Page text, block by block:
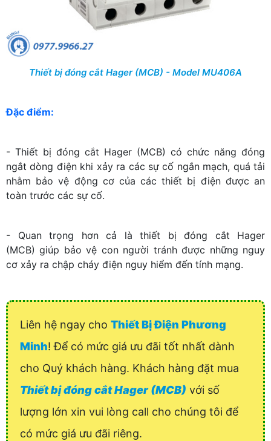
Thiết bị đóng cắt Hager (MCB) - Model MU406A
Đặc điểm:
- Thiết bị đóng cắt Hager (MCB) có chức năng đóng
ngắt dòng điện khi xảy ra các sự cố ngắn mạch, quá tải
nhằm bảo vệ động cơ của các thiết bị điện được an
toàn trước các sự cố.
- Quan trọng hơn cả là thiết bị đóng cắt Hager
(MCB) giúp bảo vệ con người tránh được những nguy
cơ xảy ra chập cháy điện nguy hiểm đến tính mạng.
Liên hệ ngay cho Thiết Bị Điện Phương
Minh! Để có mức giá ưu đãi tốt nhất dành
cho Quý khách hàng. Khách hàng đặt mua
Thiết bị đóng cắt Hager (MCB) với số
lượng lớn xin vui lòng call cho chúng tôi để
có mức giá ưu đãi riêng.